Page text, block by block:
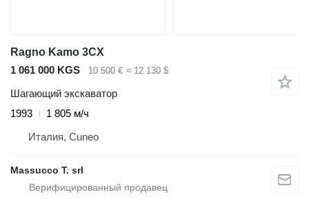
Ragno Kamo 3CX
1 061 000 KGS
10 500 € ≈ 12 130 $
Шагающий экскаватор
1993
1 805 м/ч
Италия, Cuneo
Massucco T. srl